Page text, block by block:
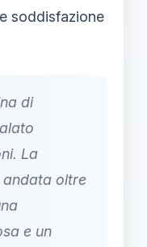
soddisfazione
di
La
oltre
e un